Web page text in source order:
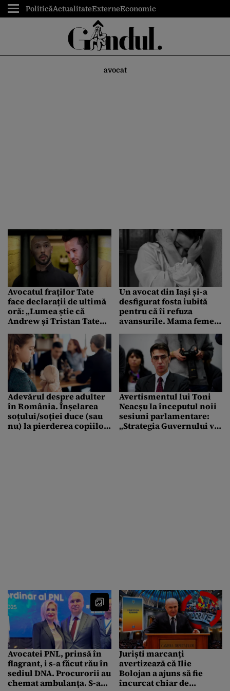
PoliticăActualitateExterneEconomic
avocat
Avocatul fraților Tate
face declarații de ultimă
oră: „Lumea știe că
Andrew și Tristan Tate
Un avocat din Iași și-a
desfigurat fosta iubită
pentru că îi refuza
avansurile. Mama femeii
din cauza loviturilor
primite
Adevărul despre adulter
în România. Înșelarea
soțului/soției duce (sau
nu) la pierderea copiilor
Avertismentul lui Toni
Neacșu la începutul noii
sesiuni parlamentare:
„Strategia Guvernului va
Avocatei PNL, prinsă în
flagrant, i s-a făcut rău în
sediul DNA. Procurorii au
chemat ambulanța. S-au
Juriști marcanți
avertizează că Ilie
Bolojan a ajuns să fie
încurcat chiar de